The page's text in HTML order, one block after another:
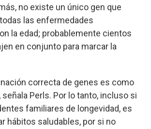
no existe un único gen que
las enfermedades
la edad; probablemente cientos
en conjunto para marcar la
correcta de genes es como
señala Perls. Por lo tanto, incluso si
familiares de longevidad, es
hábitos saludables, por si no